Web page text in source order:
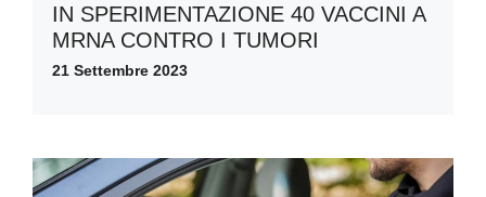
IN SPERIMENTAZIONE 40 VACCINI A
MRNA CONTRO I TUMORI
21 Settembre 2023